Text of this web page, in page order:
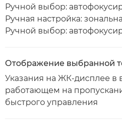
Ручной выбор:
Ручная настройка:
Ручной выбор:
Отображение выбранной
Указания на ЖК-дисплее в
работающем на
быстрого управления